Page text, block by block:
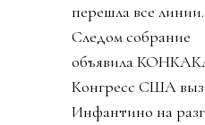
перешла все линии.
Следом собрание
объявила
Конгресс США
Инфантино на